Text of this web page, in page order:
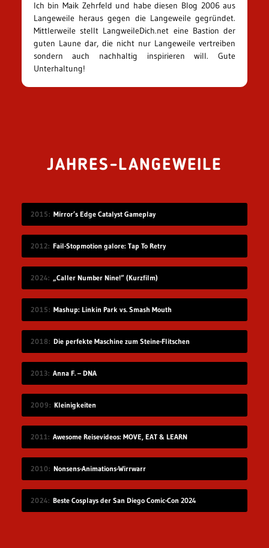
Ich bin Maik Zehrfeld und habe diesen Blog 2006 aus
Langeweile heraus gegen die Langeweile gegründet.
Mittlerweile stellt LangweileDich.net eine Bastion der
guten Laune dar, die nicht nur Langeweile vertreiben
sondern auch nachhaltig inspirieren will. Gute
Unterhaltung!
JAHRES-LANGEWEILE
2015 Mirror’s Edge Catalyst Gameplay
2012 Fail-Stopmotion galore: Tap To Retry
2024 „Caller Number Nine!“ (Kurzfilm)
2015 Mashup: Linkin Park vs. Smash Mouth
2018 Die perfekte Maschine zum Steine-Flitschen
2013 Anna F. – DNA
2009 Kleinigkeiten
2011 Awesome Reisevideos: MOVE, EAT & LEARN
2010 Nonsens-Animations-Wirrwarr
2024 Beste Cosplays der San Diego Comic-Con 2024